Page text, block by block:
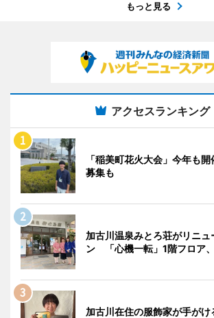
もっと見る
アクセスランキング
「稲美町花火大会」今年も
募集も
加古川温泉みとろ荘がリニュ
ン 「心機一転」1階フロア
加古川在住の服飾家が手が